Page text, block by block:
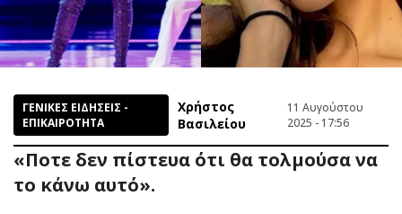
ΓΕΝΙΚΕΣ ΕΙΔΗΣΕΙΣ -
ΕΠΙΚΑΙΡΟΤΗΤΑ
Χρήστος
Βασιλείου
11 Αυγούστου
2025 - 17:56
«Ποτε δεν πίστευα ότι θα τολμούσα να
το κάνω αυτό».